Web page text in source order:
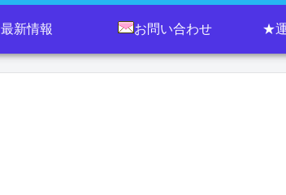
最新情報 お問い合わせ ★